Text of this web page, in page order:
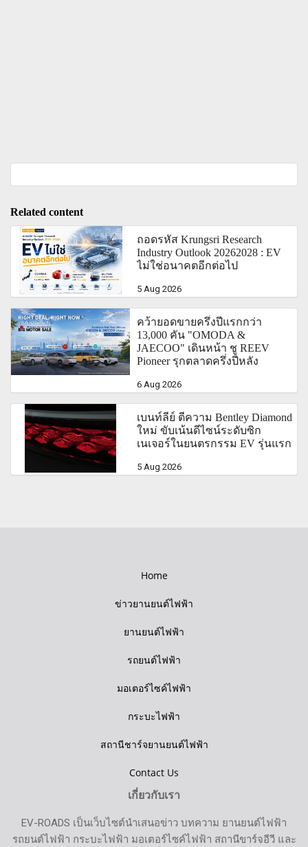
Related content
ถอดรหัส Krungsri Research
Industry Outlook 20262028 : EV
ไม่ใช่อนาคตอีกต่อไป
5 Aug 2026
คว้ายอดขายครึ่งปีแรกกว่า
13,000 คัน "OMODA &
JAECOO" เดินหน้า ชู REEV
Pioneer รุกตลาดครึ่งปีหลัง
6 Aug 2026
เบนท์ลีย์ ตีความ Bentley Diamond
ใหม่ ขับเน้นดีไซน์ระดับซิก
เนเจอร์ในยนตรกรรม EV รุ่นแรก
5 Aug 2026
Home
ข่าวยานยนต์ไฟฟ้า
ยานยนต์ไฟฟ้า
รถยนต์ไฟฟ้า
มอเตอร์ไซค์ไฟฟ้า
กระบะไฟฟ้า
สถานีชาร์จยานยนต์ไฟฟ้า
Contact Us
เกี่ยวกับเรา
EV-ROADS เป็นเว็บไซต์นำเสนอข่าว บทความ ยานยนต์ไฟฟ้า
รถยนต์ไฟฟ้า กระบะไฟฟ้า มอเตอร์ไซค์ไฟฟ้า สถานีขาร์จอีวี และ